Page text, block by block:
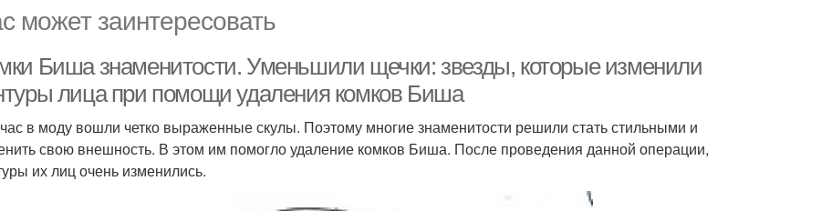
может заинтересовать
Биша знаменитости. Уменьшили щечки: звезды, которые изменили
лица при помощи удаления комков Биша
в моду вошли четко выраженные скулы. Поэтому многие знаменитости решили стать стильными и
свою внешность. В этом им помогло удаление комков Биша. После проведения данной операции,
их лиц очень изменились.